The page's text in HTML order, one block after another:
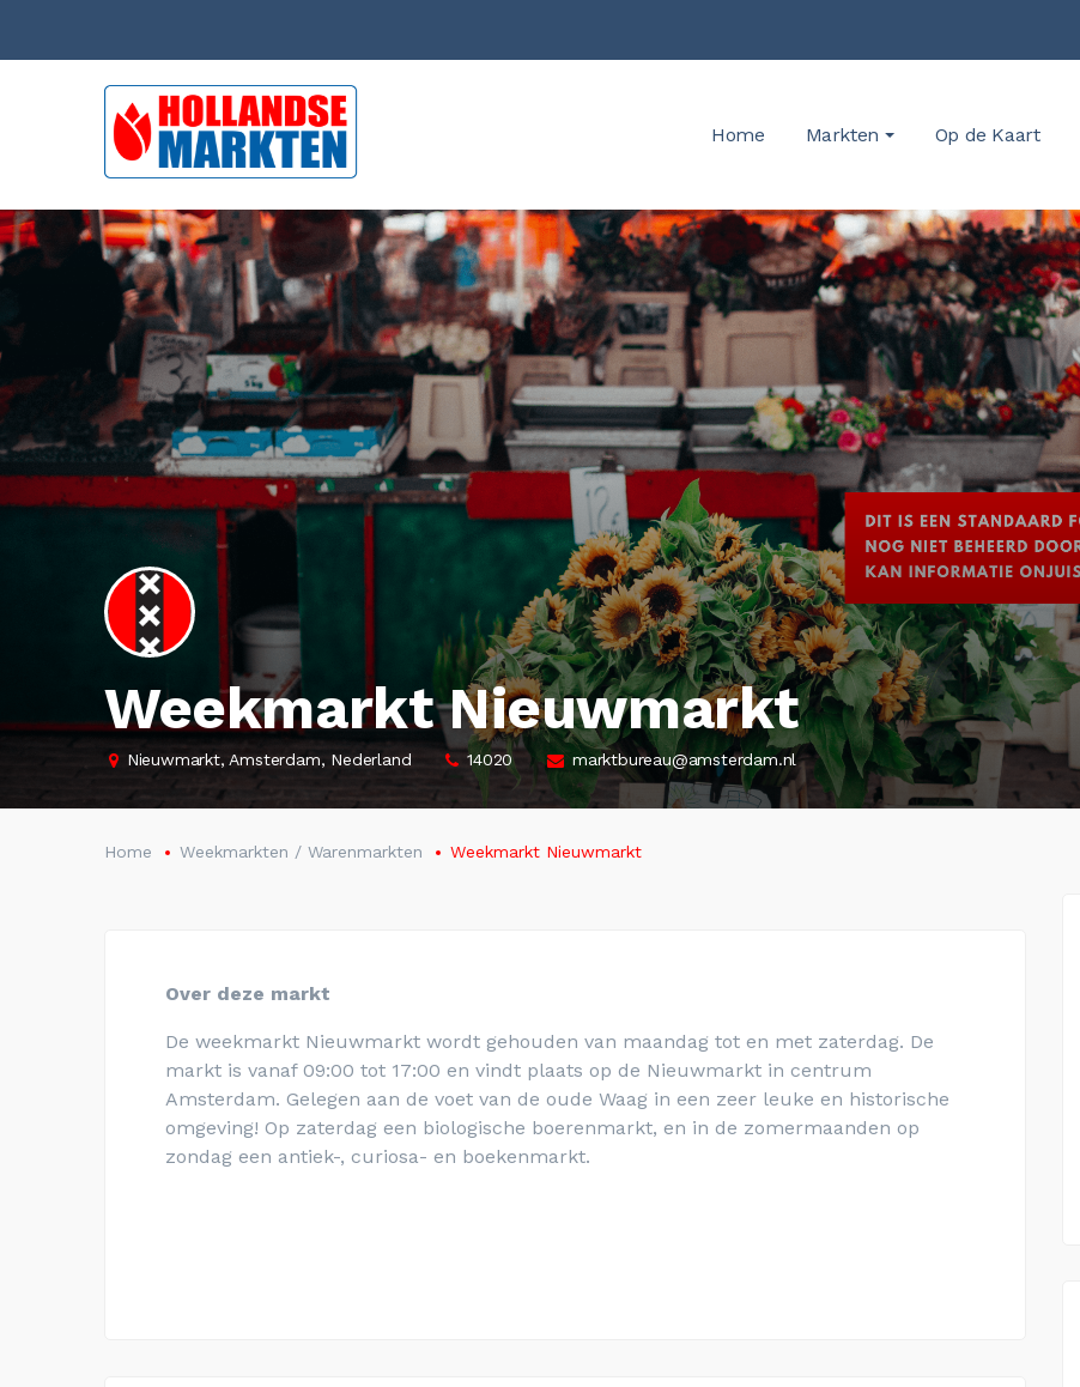
Home Markten Op de Kaart
Weekmarkt Nieuwmarkt
Nieuwmarkt, Amsterdam, Nederland 14020 markt­bu­reau@am­ster­dam.nl
Home Weekmarkten / Warenmarkten Weekmarkt Nieuwmarkt
Over deze markt
De weekmarkt Nieuwmarkt wordt gehouden van maandag tot en met zaterdag. De
markt is vanaf 09:00 tot 17:00 en vindt plaats op de Nieuwmarkt in centrum
Amsterdam. Gelegen aan de voet van de oude Waag in een zeer leuke en historische
omgeving! Op zaterdag een biologische boerenmarkt, en in de zomermaanden op
zondag een antiek-, curiosa- en boekenmarkt.